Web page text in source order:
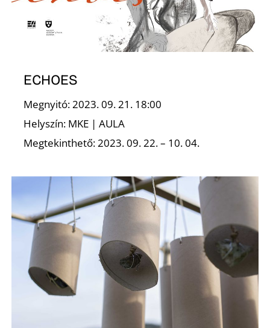
ECHOES
Megnyitó: 2023. 09. 21. 18:00
Helyszín: MKE | AULA
Megtekinthető: 2023. 09. 22. – 10. 04.